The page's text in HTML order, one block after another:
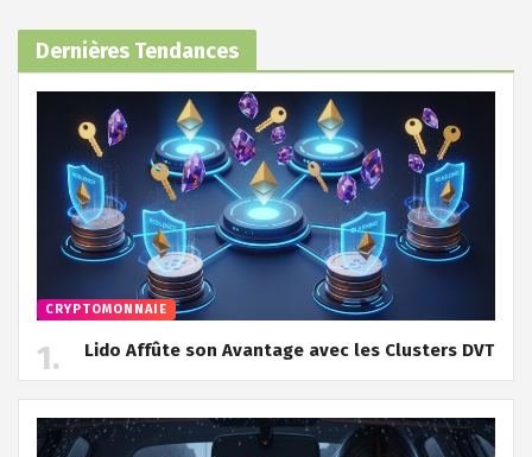
Dernières Tendances
CRYPTOMONNAIE
Lido Affûte son Avantage avec les Clusters DVT